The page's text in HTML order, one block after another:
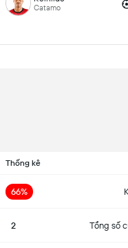
Catamo
Thống kê
66%
2 Tổng số